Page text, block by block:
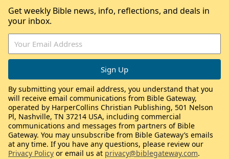
Get weekly Bible news, info, reflections, and deals in
your inbox.
By submitting your email address, you understand that you
will receive email communications from Bible Gateway,
operated by HarperCollins Christian Publishing, 501 Nelson
Pl, Nashville, TN 37214 USA, including commercial
communications and messages from partners of Bible
Gateway. You may unsubscribe from Bible Gateway’s emails
at any time. If you have any questions, please review our
Privacy Policy or email us at privacy@biblegateway.com.